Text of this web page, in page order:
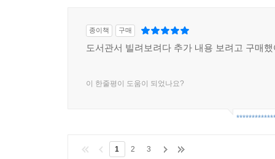
종이책 구매
도서관서 빌려보려다 추가 내용 보려고 구매
이 한줄평이 도움이 되었나요?
1 2 3